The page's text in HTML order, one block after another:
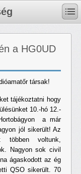
a HG0UD
társak!
tájékoztatni hogy
10.-hó 12.-
a már
jól sikerült! Az
többen voltunk,
Nagyon sok civil
ágaskodott az ég
QSO sikerült. 70